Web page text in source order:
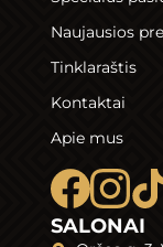
Naujausios
Tinklaraštis
Kontaktai
Apie mus
SALONAI